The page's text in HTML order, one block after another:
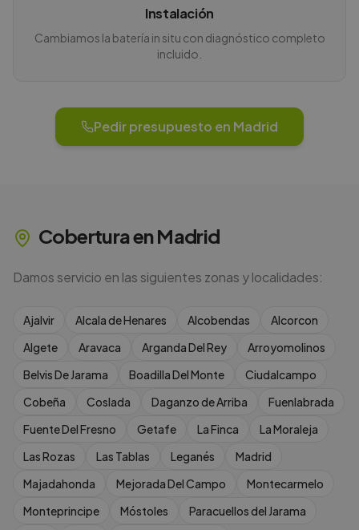
Instalación
Cambiamos la batería in situ con diagnóstico completo
incluido.
Pedir presupuesto en Madrid
Cobertura enMadrid
Damos servicio en las siguientes zonas y localidades:
Ajalvir Alcala de Henares Alcobendas
Alcorcon
Algete
Aravaca Arganda Del Rey
Arroyomolinos
Belvis De Jarama
Boadilla Del Monte
Ciudalcampo
Cobeña
Coslada Daganzo de Arriba
Fuenlabrada
Fuente Del Fresno
Getafe La Finca
La Moraleja
Las Rozas
Las Tablas Leganés
Madrid
Majadahonda
Mejorada Del Campo
Montecarmelo
Monteprincipe
Móstoles
Paracuellos del Jarama